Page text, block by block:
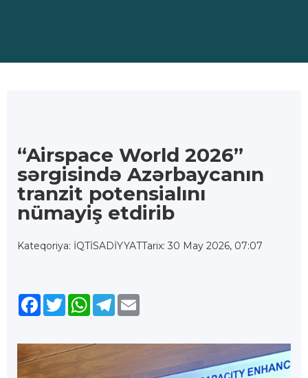
“Airspace World 2026”
sərgisində Azərbaycanın
tranzit potensialını
nümayiş etdirib
Kateqoriya: İQTİSADİYYATTarix: 30 May 2026, 07:07
Facebook
TwitterWhatsApp
Telegram